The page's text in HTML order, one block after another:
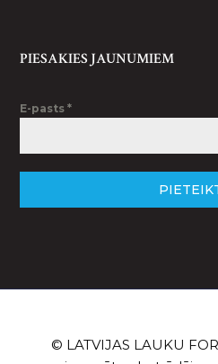
PIESAKIES JAUNUMIEM
E-pasts*
© LATVIJAS LAUKU